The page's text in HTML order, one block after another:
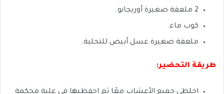
2 ملعقة صغيرة أوريجانو.
كوب ماء.
ملعقة صغيرة عسل أبيض للتحلية.
طريقة التحضير:
اخلطي جميع الأعشاب معًا ثم احفظيها في علبة محكمة